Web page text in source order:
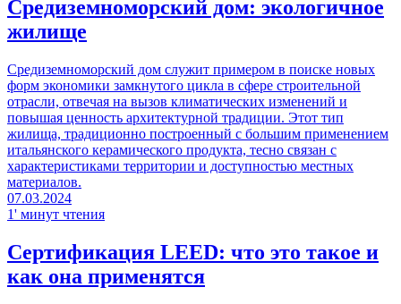
Средиземноморский дом: экологичное
жилище
Средиземноморский дом служит примером в поиске новых
форм экономики замкнутого цикла в сфере строительной
отрасли, отвечая на вызов климатических изменений и
повышая ценность архитектурной традиции. Этот тип
жилища, традиционно построенный с большим применением
итальянского керамического продукта, тесно связан с
характеристиками территории и доступностью местных
материалов.
07.03.2024
1' минут чтения
Сертификация LEED: что это такое и
как она применятся